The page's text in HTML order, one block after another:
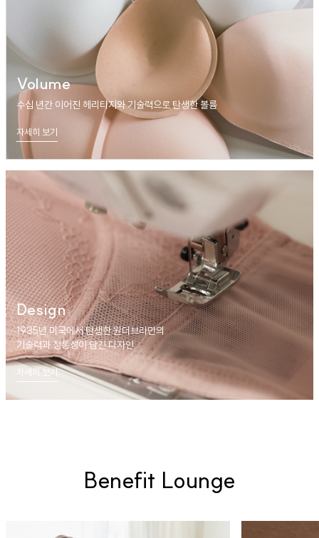
Volume
수십 년간 이어진 헤리티지와 기술력으로 탄생한 볼륨
자세히 보기
Design
1935년 미국에서 탄생한 원더브라만의
기술력과 정통성이 담긴 디자인
자세히 보기
Benefit Lounge